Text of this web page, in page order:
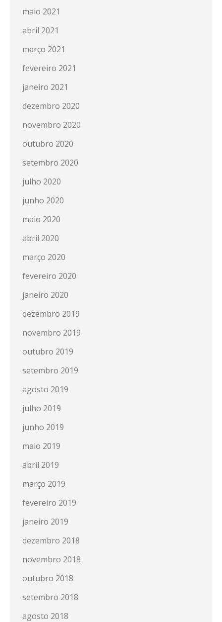
maio 2021
abril 2021
março 2021
fevereiro 2021
janeiro 2021
dezembro 2020
novembro 2020
outubro 2020
setembro 2020
julho 2020
junho 2020
maio 2020
abril 2020
março 2020
fevereiro 2020
janeiro 2020
dezembro 2019
novembro 2019
outubro 2019
setembro 2019
agosto 2019
julho 2019
junho 2019
maio 2019
abril 2019
março 2019
fevereiro 2019
janeiro 2019
dezembro 2018
novembro 2018
outubro 2018
setembro 2018
agosto 2018